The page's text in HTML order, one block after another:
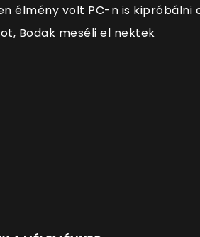
élmény volt PC-n is kipróbálni
Bodak meséli el nektek